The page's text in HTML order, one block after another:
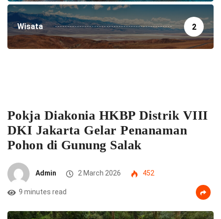
Wisata 2
Pokja Diakonia HKBP Distrik VIII
DKI Jakarta Gelar Penanaman
Pohon di Gunung Salak
Admin 2 March 2026 452
9 minutes read